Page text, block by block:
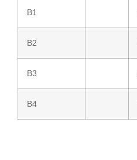
B1
B2
B3
B4